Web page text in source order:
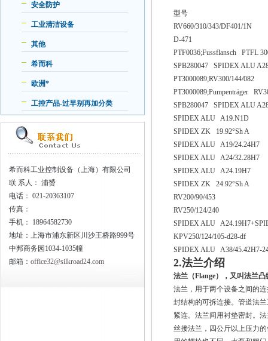
安全防护
工业清洁设备
其他
希而科
欧洲*
工控产品-过早别再加分类
希而科工业控制设备（上海）有限公司
联 系人： 浦赟
电话： 021-20363107
传真：
手机：
18964582730
地址：上海市浦东新区川沙王桥路999号
中邦商务园1034-1035幢
邮箱： office32@silkroad24.com
型号
RV660/310/343/DF401/1N
D-471
PTF0036;Fussflansch PTFL
SPB280047 SPIDEX ALU
PT3000089;RV300/144/082
PT3000089;Pumpenträger
SPB280047 SPIDEX ALU
SPIDEX ALU A19.N1D
SPIDEX ZK 19.92°Sh A
SPIDEX ALU A19/24.24H7
SPIDEX ALU A24/32.28H7
SPIDEX ALU A24.19H7
SPIDEX ZK 24.92°Sh A
RV200/90/453
RV250/124/240
SPIDEX ALU
KPV250/124/105-d28-df
SPIDEX ALU A38/45.42H7-
2.法兰介绍
法兰（Flange），又叫法兰
法兰，用于两个设备之间的
封结构的可拆连接。管道法
紧连。法兰间用衬垫密封。
丝接法兰，四公斤以上压力